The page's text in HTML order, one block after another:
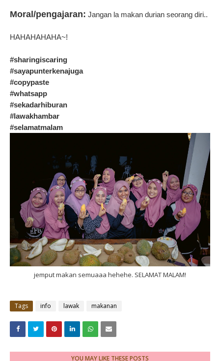
Moral/pengajaran: Jangan la makan durian seorang diri..
HAHAHAHAHA~!
#sharingiscaring
#sayapunterkenajuga
#copypaste
#whatsapp
#sekadarhiburan
#lawakhambar
#selamatmalam
jemput makan semuaaa hehehe. SELAMAT MALAM!
Tags info lawak makanan
YOU MAY LIKE THESE POSTS